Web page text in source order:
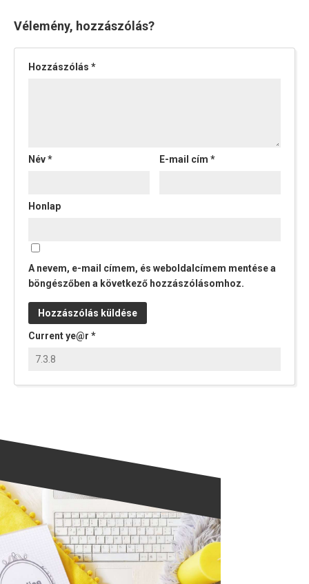
Vélemény, hozzászólás?
Hozzászólás *
Név* E-mail cím*
Honlap
A nevem, e-mail címem, és weboldalcímem mentése a
böngészőben a következő hozzászólásomhoz.
Current ye@r *